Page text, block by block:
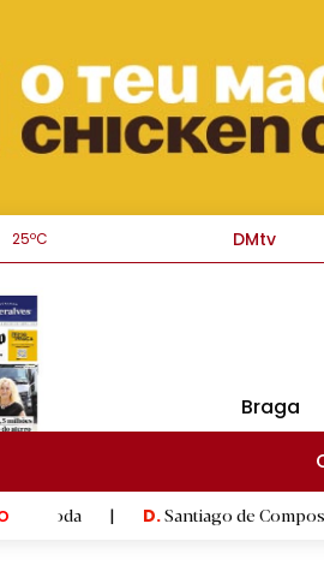
25ºC DMtv
Braga
| D.Santiago de Compostela